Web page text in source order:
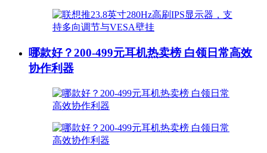
哪款好？200-499元耳机热卖榜 白领日常高效
协作利器